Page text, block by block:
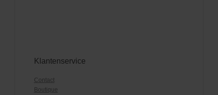
Klantenservice
Contact
Boutique